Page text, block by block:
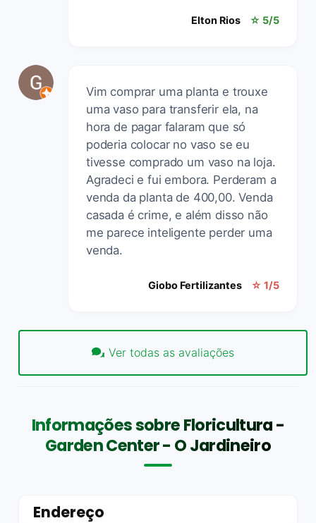
Elton Rios ☆ 5/5
Vim comprar uma planta e trouxe
uma vaso para transferir ela, na
hora de pagar falaram que só
poderia colocar no vaso se eu
tivesse comprado um vaso na loja.
Agradeci e fui embora. Perderam a
venda da planta de 400,00. Venda
casada é crime, e além disso não
me parece inteligente perder uma
venda.
Giobo Fertilizantes ☆ 1/5
Ver todas as avaliações
Informações sobre Floricultura -
Garden Center - O Jardineiro
Endereço